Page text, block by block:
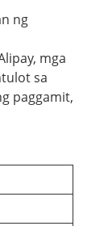
ng
mga
sa
paggamit,